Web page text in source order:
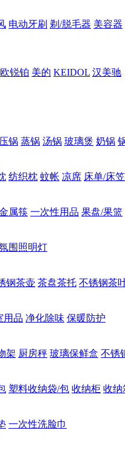
电动牙刷 剃/脱毛器 美容器
欧锐铂 美的 KEIDOL 汉美驰
锅 蒸锅 汤锅 玻璃煲 奶锅
纺织枕 蚊帐 凉席 床单/床笠
属筷 一次性用品 果盘/果篮
围照明灯
钢茶壶 茶盘茶托 不锈钢茶
用品 净化除味 保暖防护
架 厨房秤 玻璃保鲜盒 不锈
塑料收纳袋/包 收纳柜 收纳
一次性洗脸巾